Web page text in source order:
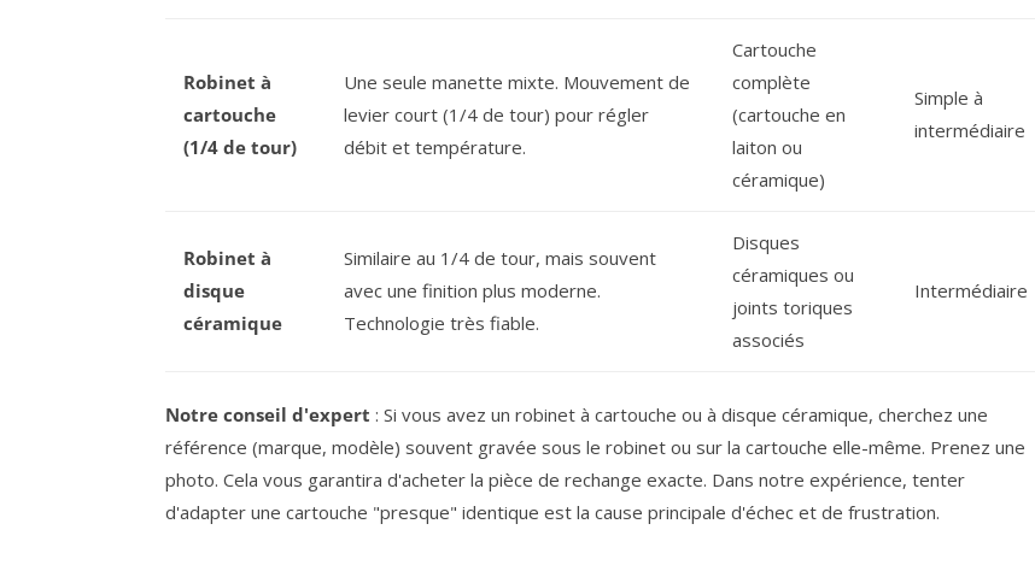
Robinet à
cartouche
(1/4 de tour)
Une seule manette mixte. Mouvement de
levier court (1/4 de tour) pour régler
débit et température.
Cartouche
complète
(cartouche en
laiton ou
céramique)
Simple à
intermédiaire
Robinet à
disque
céramique
Similaire au 1/4 de tour, mais souvent
avec une finition plus moderne.
Technologie très fiable.
Disques
céramiques ou
joints toriques
associés
Intermédiaire
Notre conseil d'expert : Si vous avez un robinet à cartouche ou à disque céramique, cherchez une
référence (marque, modèle) souvent gravée sous le robinet ou sur la cartouche elle-même. Prenez une
photo. Cela vous garantira d'acheter la pièce de rechange exacte. Dans notre expérience, tenter
d'adapter une cartouche "presque" identique est la cause principale d'échec et de frustration.